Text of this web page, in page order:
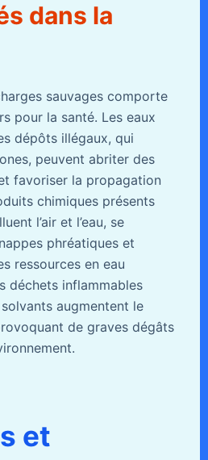
dans la
sauvages comporte
pour la santé. Les eaux
dépôts illégaux, qui
peuvent abriter des
favoriser la propagation
chimiques présents
l’air et l’eau, se
phréatiques et
ressources en eau
déchets inflammables
augmentent le
de graves dégâts
et